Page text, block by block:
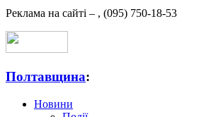
Реклама на сайті – , (095) 750-18-53
Полтавщина:
Новини